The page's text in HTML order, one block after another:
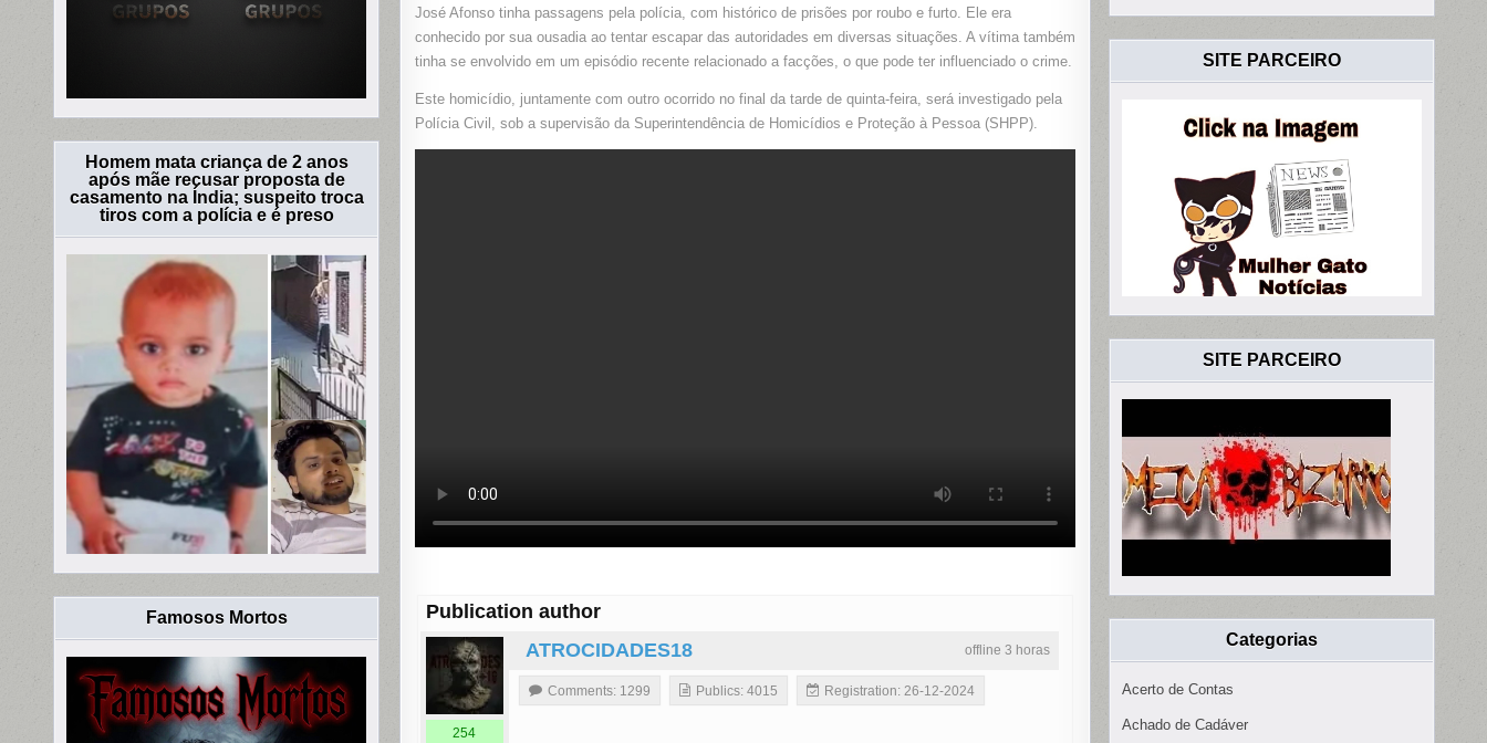
MA
José Afonso tinha passagens pela polícia, com histórico de prisões por roubo e furto. Ele era
conhecido por sua ousadia ao tentar escapar das autoridades em diversas situações. A vítima também
tinha se envolvido em um episódio recente relacionado a facções, o que pode ter influenciado o crime.
Este homicídio, juntamente com outro ocorrido no final da tarde de quinta-feira, será investigado pela
Polícia Civil, sob a supervisão da Superintendência de Homicídios e Proteção à Pessoa (SHPP).
Publication author
offline 3 horas
ATROCIDADES18
254
Comments: 1299 Publics: 4015 Registration: 26-12-2024
Homem mata criança de 2 anos
após mãe recusar proposta de
casamento na Índia; suspeito troca
tiros com a polícia e é preso
Famosos Mortos
SITE PARCEIRO
SITE PARCEIRO
Categorias
Acerto de Contas
Achado de Cadáver